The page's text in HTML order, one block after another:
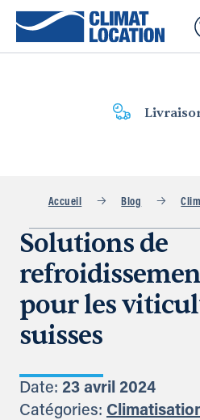
Accueil Blog
Solutions de
pour les
suisses
Date: 23 avril 2024
Catégories: